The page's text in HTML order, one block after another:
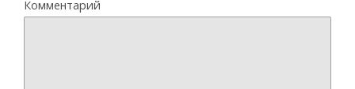
Комментарий